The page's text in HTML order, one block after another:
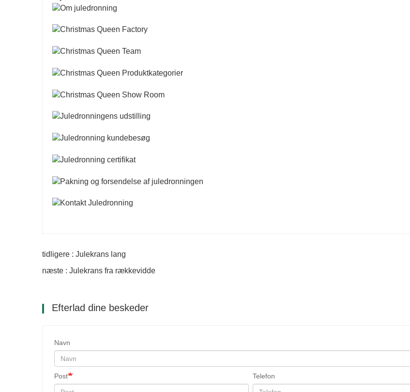
tidligere : Julekrans lang
næste : Julekrans fra rækkevidde
Efterlad dine beskeder
Navn
Post Telefon